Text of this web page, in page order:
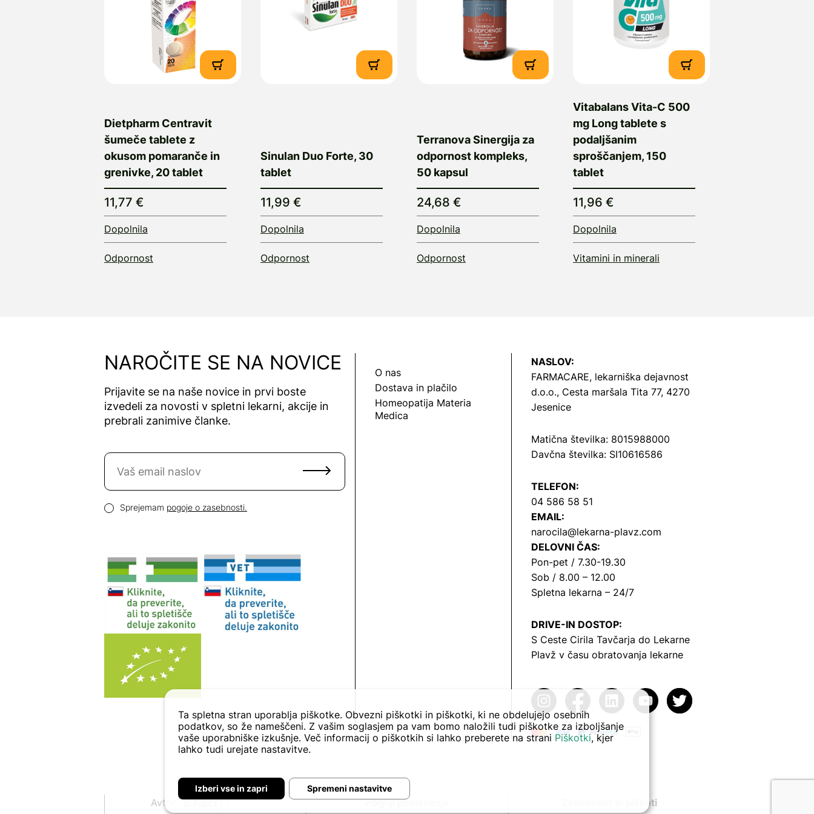
Dietpharm Centravit
šumeče tablete z
okusom pomaranče in
grenivke, 20 tablet
11,77 €
Dopolnila
Odpornost
Sinulan Duo Forte, 30
tablet
11,99 €
Dopolnila
Odpornost
Terranova Sinergija za
odpornost kompleks,
50 kapsul
24,68 €
Dopolnila
Odpornost
Vitabalans Vita-C 500
mg Long tablete s
podaljšanim
sproščanjem, 150
tablet
11,96 €
Dopolnila
Vitamini in minerali
NAROČITE SE NA NOVICE
Prijavite se na naše novice in prvi boste
izvedeli za novosti v spletni lekarni, akcije in
prebrali zanimive članke.
Naročite se na novice
Pogoji zasebnosti
Sprejemam pogoje o zasebnosti.
O nas
Dostava in plačilo
Homeopatija Materia
Medica
NASLOV:
FARMACARE, lekarniška dejavnost
d.o.o., Cesta maršala Tita 77, 4270
Jesenice
Matična številka: 8015988000
Davčna številka: SI10616586
TELEFON:
04 586 58 51
EMAIL:
narocila@lekarna-plavz.com
DELOVNI ČAS:
Pon-pet / 7.30-19.30
Sob / 8.00 – 12.00
Spletna lekarna – 24/7
DRIVE-IN DOSTOP:
S Ceste Cirila Tavčarja do Lekarne
Plavž v času obratovanja lekarne
Avtor: Pogoji poslovanja Zasebnost in piškoti
Ta spletna stran uporablja piškotke. Obvezni piškotki in piškotki, ki ne obdelujejo osebnih
podatkov, so že nameščeni. Z vašim soglasjem pa vam bomo naložili tudi piškotke za izboljšanje
vaše uporabniške izkušnje. Več informacij o piškotkih si lahko preberete na strani Piškotki, kjer
lahko tudi urejate nastavitve.
Spremeni nastavitve
Izberi vse in zapri